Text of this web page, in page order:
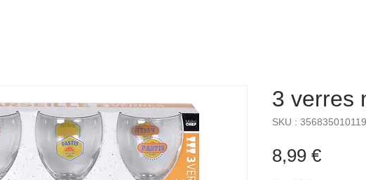
3 verres
SKU :
8,99 €Prix